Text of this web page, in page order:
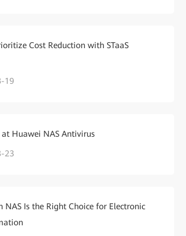
Cost Reduction with STaaS
19
at Huawei NAS Antivirus
23
NAS Is the Right Choice for Electronic